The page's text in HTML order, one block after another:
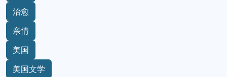
治愈
亲情
美国
美国文学